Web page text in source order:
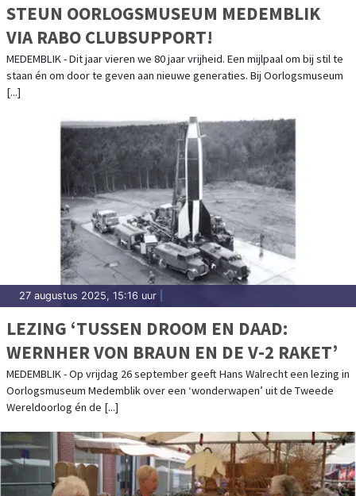
STEUN OORLOGSMUSEUM MEDEMBLIK
VIA RABO CLUBSUPPORT!
MEDEMBLIK - Dit jaar vieren we 80 jaar vrijheid. Een mijlpaal om bij stil te
staan én om door te geven aan nieuwe generaties. Bij Oorlogsmuseum
[...]
27 augustus 2025, 15:16 uur
LEZING ‘TUSSEN DROOM EN DAAD:
WERNHER VON BRAUN EN DE V-2 RAKET’
MEDEMBLIK - Op vrijdag 26 september geeft Hans Walrecht een lezing in
Oorlogsmuseum Medemblik over een ‘wonderwapen’ uit de Tweede
Wereldoorlog én de [...]